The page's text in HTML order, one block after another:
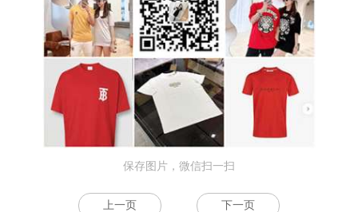
保存图片，微信扫一扫
上一页 下一页